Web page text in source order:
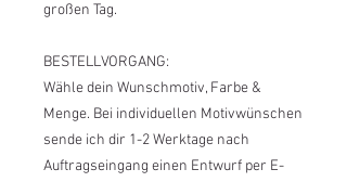
großen Tag.
BESTELLVORGANG:
Wähle dein Wunschmotiv, Farbe &
Menge. Bei individuellen Motivwünschen
sende ich dir 1-2 Werktage nach
Auftragseingang einen Entwurf per E-